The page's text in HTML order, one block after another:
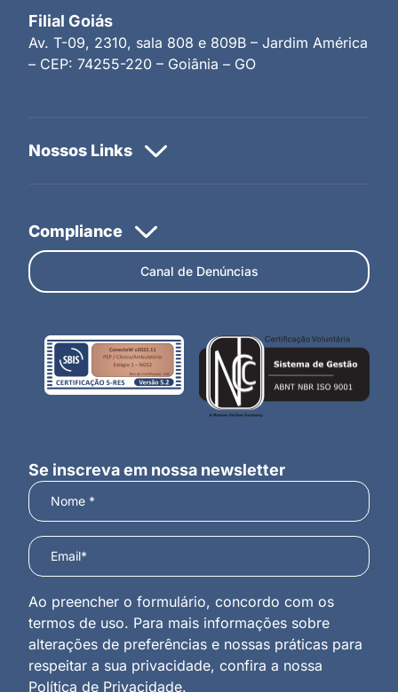
Filial Goiás
Av. T-09, 2310, sala 808 e 809B – Jardim América
– CEP: 74255-220 – Goiânia – GO
Canal de Denúncias
Se inscreva em nossa newsletter
Ao preencher o formulário, concordo com os
termos de uso. Para mais informações sobre
alterações de preferências e nossas práticas para
respeitar a sua privacidade, confira a nossa
Política de Privacidade.